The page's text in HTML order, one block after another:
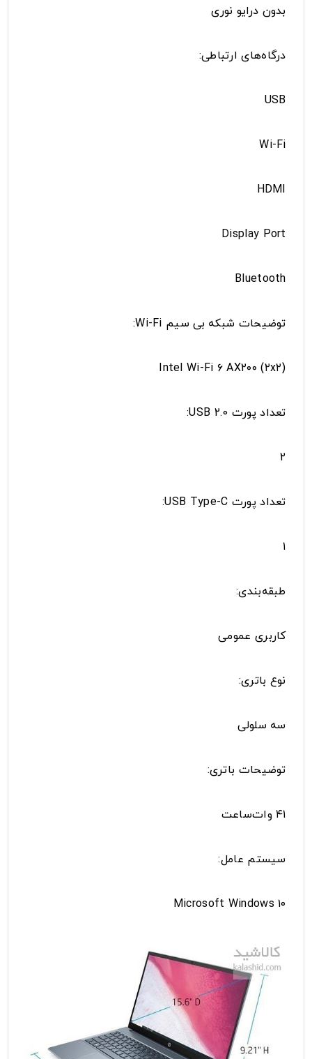
بدون درایو نوری
درگاه‌های ارتباطی:
USB
Wi-Fi
HDMI
Display Port
Bluetooth
توضیحات شبکه بی سیم Wi-Fi:
Intel Wi-Fi ۶ AX۲۰۰ (۲x۲)
تعداد پورت USB 2.0:
۲
تعداد پورت USB Type-C:
۱
طبقه‌بندی:
کاربری عمومی
نوع باتری:
سه سلولی
توضیحات باتری:
۴۱ وات‌ساعت
سیستم عامل:
Microsoft Windows ۱۰